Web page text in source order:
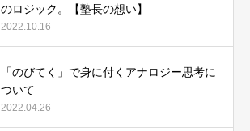
のロジック。【塾長の想い】
2022.10.16
「のびてく」で身に付くアナロジー思考に
ついて
2022.04.26